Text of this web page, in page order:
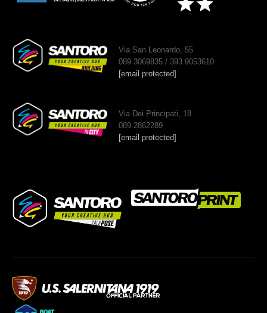
Via San Leonardo, 55
089 3069835 / 393 9053610
[email protected]
Via Dei Principati, 18
089 2862289
[email protected]